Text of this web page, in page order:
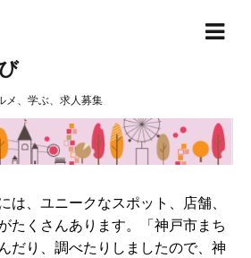
メ、学ぶ、求人募集
、ユニークなスポット、店舗、
たくさんあります。「神戸市まち
だり、調べたりしましたので、神